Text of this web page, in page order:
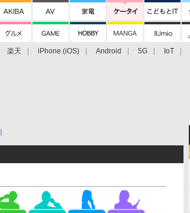
楽天 iPhone (iOS) Android 5G IoT